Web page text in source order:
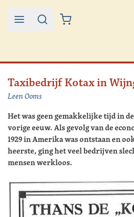
Ga naar de inhoud
Taxibedrijf Kotax in
Leen Ooms
Het was geen gemakkelijke tijd in
vorige eeuw. Als gevolg van de
1929 in Amerika was ontstaan en
heerste, ging het veel bedrijven
mensen werkloos.